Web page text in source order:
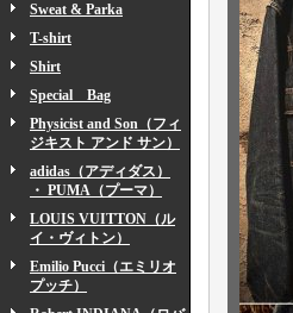
Sweat & Parka
T-shirt
Shirt
Special Bag
Physicist and Son（フィ
ジキスト アンド サン）
adidas（アディダス）
・ PUMA（プーマ）
LOUIS VUITTON（ル
イ・ヴィトン）
Emilio Pucci（エミリオ
プッチ）